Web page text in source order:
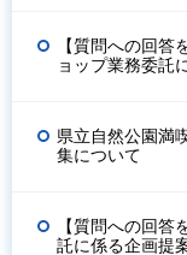
【質問への回
ョップ業務委託
県立自然公園満
集について
【質問への回
託に係る企画提